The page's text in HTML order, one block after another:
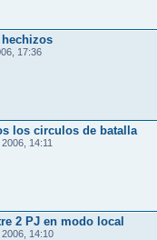
hechizos
17:36
los circulos de batalla
14:11
2 PJ en modo local
14:10